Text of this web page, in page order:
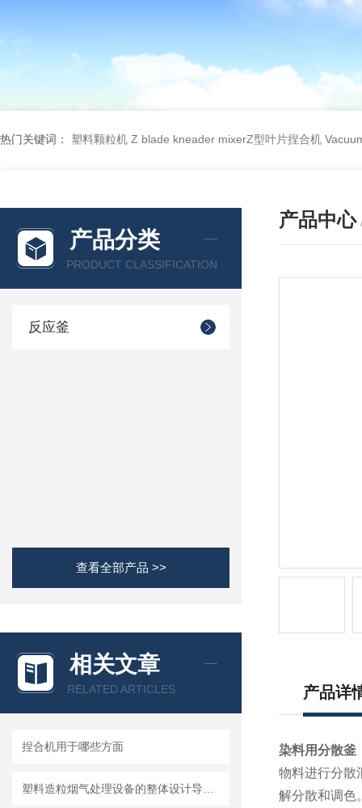
热门关键词： 塑料颗粒机 Z blade kneader mixerZ型叶片捏合机
产品分类
PRODUCT CLASSIFICATION
反应釜
查看全部产品 >>
相关文章
RELATED ARTICLES
捏合机用于哪些方面
产品中心
产品详
染料用分散釜
物料进行分散
解分散和调色